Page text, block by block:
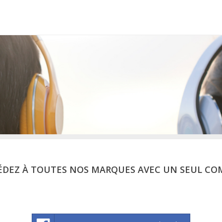
À TOUTES NOS MARQUES AVEC UN SEUL